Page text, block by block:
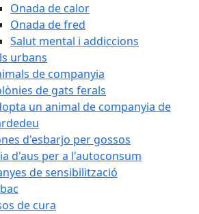
Onada de calor
Onada de fred
Salut mental i addiccions
urbans
de companyia
de gats ferals
un animal de companyia de
d'esbarjo per gossos
d'aus per a l'autoconsum
de sensibilització
de cura